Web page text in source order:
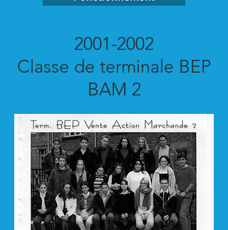
2001-2002
Classe de terminale BEP
BAM 2